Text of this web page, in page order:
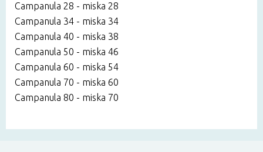
Campanula 28 - miska 28
Campanula 34 - miska 34
Campanula 40 - miska 38
Campanula 50 - miska 46
Campanula 60 - miska 54
Campanula 70 - miska 60
Campanula 80 - miska 70